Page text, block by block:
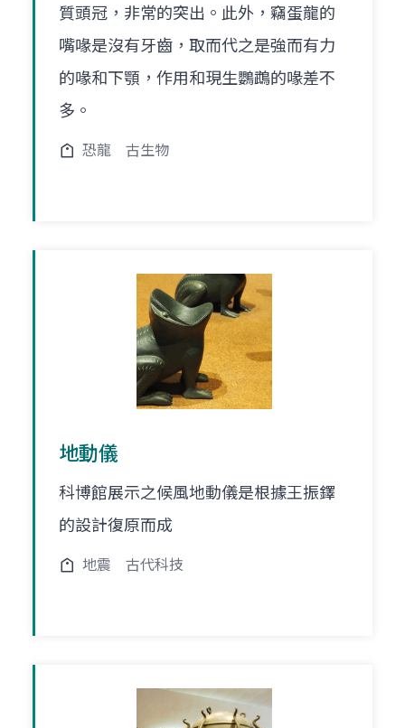
質頭冠，非常的突出。此外，竊蛋龍的
嘴喙是沒有牙齒，取而代之是強而有力
的喙和下顎，作用和現生鸚鵡的喙差不
多。
恐龍 古生物
地動儀
科博館展示之候風地動儀是根據王振鐸
的設計復原而成
地震 古代科技